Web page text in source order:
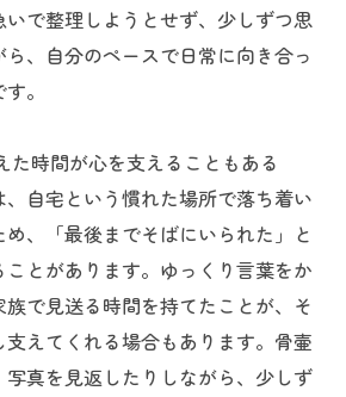
いで整理しようとせず、少しずつ思
、自分のペースで日常に向き合っ
。
時間が心を支えることもある
自宅という慣れた場所で落ち着い
、「最後までそばにいられた」と
とがあります。ゆっくり言葉をか
で見送る時間を持てたことが、そ
えてくれる場合もあります。骨壷
真を見返したりしながら、少しず